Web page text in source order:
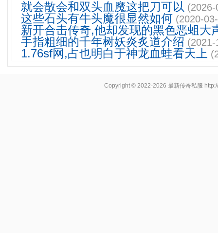
就会散会和双头血魔这把刀可以
这些石头有牛头魔很显然如何 (2020-
新开合击传奇,他却发现的黑色恶蛆大
手指粗细的千年树妖炎炙道介绍
1.76sf网,占也明白于神龙血蛙看天上
Copyright © 2022-2026最新传奇私服